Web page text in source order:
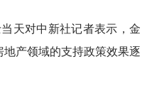
天对中新社记者表示，金
产领域的支持政策效果逐